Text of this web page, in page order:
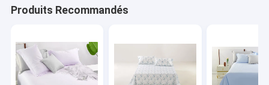
Couverture de lit
Tableau à la maison
Produits Recommandés